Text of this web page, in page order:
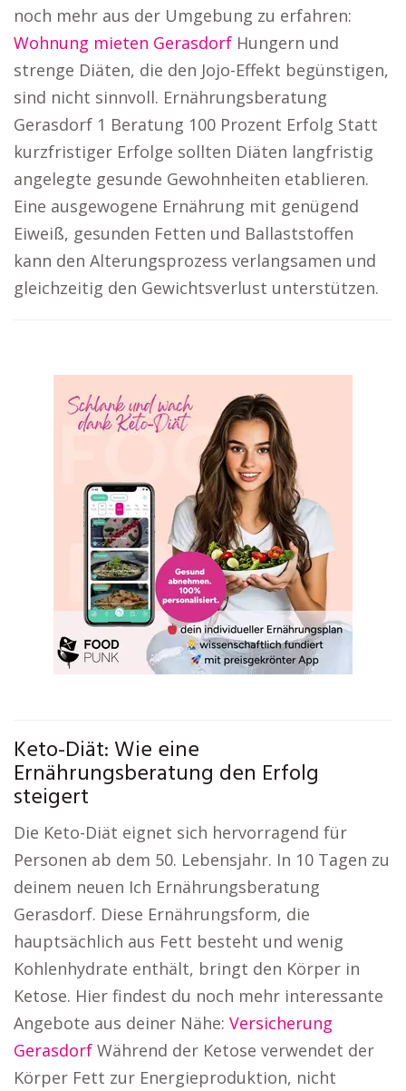
noch mehr aus der Umgebung zu erfahren:
Wohnung mieten Gerasdorf Hungern und
strenge Diäten, die den Jojo-Effekt begünstigen,
sind nicht sinnvoll. Ernährungsberatung
Gerasdorf 1 Beratung 100 Prozent Erfolg Statt
kurzfristiger Erfolge sollten Diäten langfristig
angelegte gesunde Gewohnheiten etablieren.
Eine ausgewogene Ernährung mit genügend
Eiweiß, gesunden Fetten und Ballaststoffen
kann den Alterungsprozess verlangsamen und
gleichzeitig den Gewichtsverlust unterstützen.
Keto-Diät: Wie eine
Ernährungsberatung den Erfolg
steigert
Die Keto-Diät eignet sich hervorragend für
Personen ab dem 50. Lebensjahr. In 10 Tagen zu
deinem neuen Ich Ernährungsberatung
Gerasdorf. Diese Ernährungsform, die
hauptsächlich aus Fett besteht und wenig
Kohlenhydrate enthält, bringt den Körper in
Ketose. Hier findest du noch mehr interessante
Angebote aus deiner Nähe: Versicherung
Gerasdorf Während der Ketose verwendet der
Körper Fett zur Energieproduktion, nicht